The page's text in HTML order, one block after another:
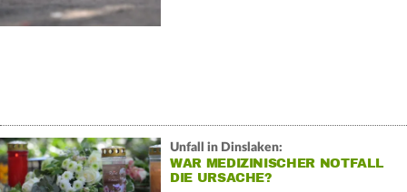
Unfall in Dinslaken:
WAR MEDIZINISCHER NOTFALL
DIE URSACHE?